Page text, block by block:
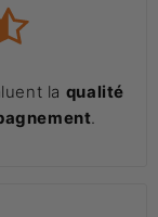
la qualité